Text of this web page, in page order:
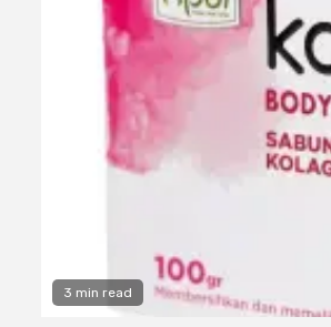
3 min read